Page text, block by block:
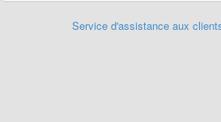
Service d'assistance aux